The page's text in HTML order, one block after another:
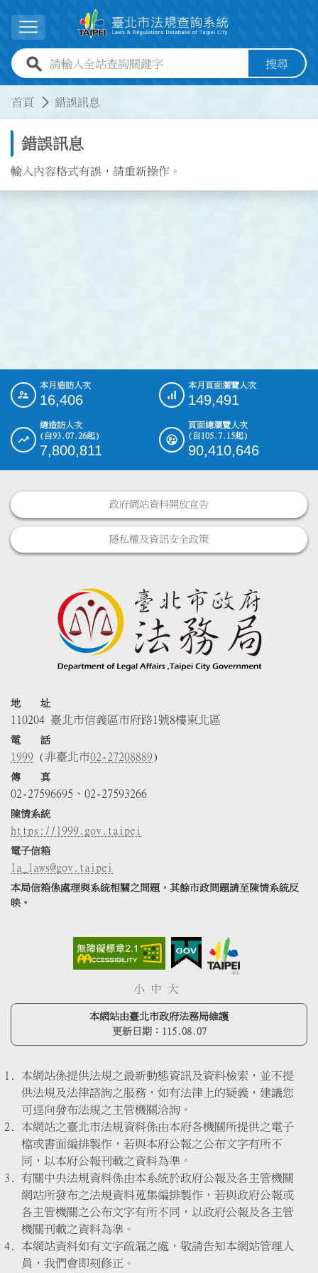
展開選單
全站查詢關鍵字欄位 搜尋
首頁 錯誤訊息
錯誤訊息
輸入內容格式有誤，請重新操作。
::: 本月造訪人次
16,406
本月頁面瀏覽人次
149,491
總造訪人次
(自93.07.26起)
7,800,811
頁面總瀏覽人次
(自105.7.15起)
90,410,646
政府網站資料開放宣告
隱私權及資訊安全政策
地 址
110204 臺北市信義區市府路1號8樓東北區
電 話
1999 (非臺北市02-27208889)
傳 真
02-27596695、02-27593266
陳情系統
https://1999.gov.taipei
電子信箱
la_laws@gov.taipei
本局信箱係處理與系統相關之問題，其餘市政問題請至陳情系統反
映。
小 中 大
本網站由臺北市政府法務局維護
更新日期： 115.08.07
本網站係提供法規之最新動態資訊及資料檢索，並不提
供法規及法律諮詢之服務，如有法律上的疑義，建議您
可逕向發布法規之主管機關洽詢。
本網站之臺北市法規資料係由本府各機關所提供之電子
檔或書面編排製作，若與本府公報之公布文字有所不
同，以本府公報刊載之資料為準。
有關中央法規資料係由本系統於政府公報及各主管機關
網站所發布之法規資料蒐集編排製作，若與政府公報或
各主管機關之公布文字有所不同，以政府公報及各主管
機關刊載之資料為準。
本網站資料如有文字疏漏之處，敬請告知本網站管理人
員，我們會即刻修正。